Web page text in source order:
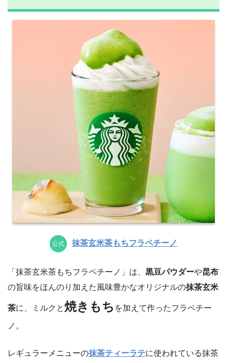
公式 抹茶玄米茶もちフラペチーノ
「抹茶玄米茶もちフラペチーノ」は、 黒豆パウダーや昆布
の旨味をほんのり加えた風味豊かなオリジナルの抹茶玄米
茶に、ミルクと焼きもち を加えて作ったフラペチー
ノ。
レギュラーメニューの抹茶ティーラテに使われている抹茶